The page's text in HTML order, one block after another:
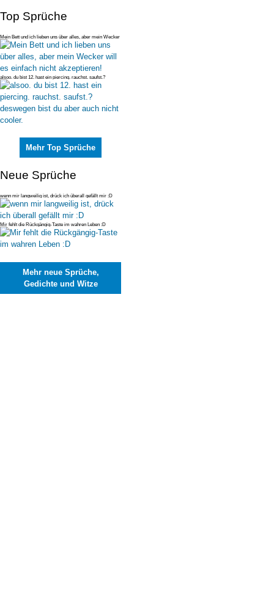
Top Sprüche
Mein Bett und ich lieben uns über alles, aber mein Wecker
will es einfac
alsoo. du bist 12. hast ein piercing. rauchst. saufst.?
deswegen bist du
Mehr Top Sprüche
Neue Sprüche
wenn mir langweilig ist, drück ich überall gefällt mir :D
Mir fehlt die Rückgängig-Taste im wahren Leben :D
Mehr neue Sprüche,
Gedichte und Witze